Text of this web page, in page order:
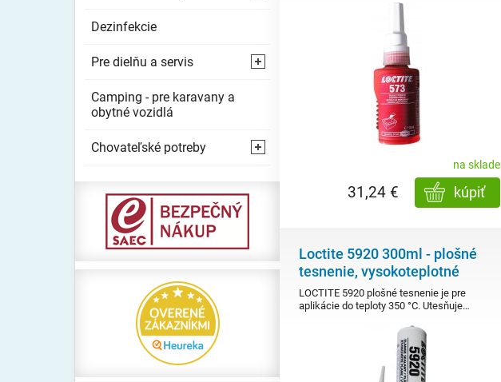
Dezinfekcie
Pre dielňu a servis
Camping - pre karavany a
obytné vozidlá
Chovateľské potreby
na sklade
kúpiť
31,24 €
Loctite 5920 300ml - plošné
tesnenie, vysokoteplotné
LOCTITE 5920 plošné tesnenie je pre
aplikácie do teploty 350 °C. Utesňuje…